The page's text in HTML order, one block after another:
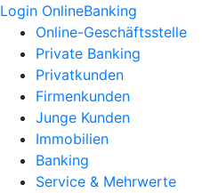
Login OnlineBanking
Online-Geschäftsstelle
Private Banking
Privatkunden
Firmenkunden
Junge Kunden
Immobilien
Banking
Service & Mehrwerte